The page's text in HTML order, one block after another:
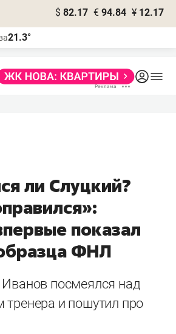
$ 82.17 € 94.84 ¥ 12.17
21.3°
ли Слуцкий?
показал
ФНЛ
посмеялся над
и пошутил про